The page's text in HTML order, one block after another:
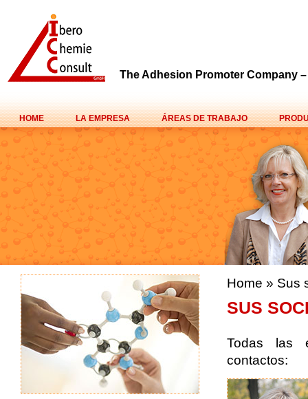
The Adhesion Promoter Company –
HOME LA EMPRESA ÁREAS DE TRABAJO
Home » Sus
SUS
Todas las
contactos: